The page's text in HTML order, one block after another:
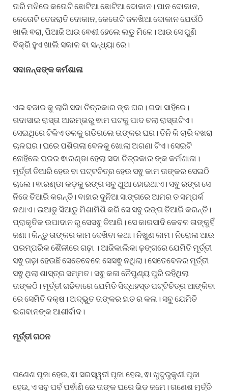
ତାରି ମଝିରେ କତୋଟି ଛୋଟିଆ ଛୋଟିଆ ଦୋକାନ। ପାନ ଦୋକାନ,
କେତୋଟି ତେଜରାତି ଦୋକାନ, କେତୋଟି ଜଳଖିଆ ଦୋକାନ ଯେଉଁଠି
ଖାଲି ଵରା, ପିଆଜି ଆଉ ଵେଶୀ ହେଲେ ଲଡୁ ମିଳେ। ଆଉ ସେ ପୁଣି
ବିକ୍ରି ହୁଏ ଖାଲି ସକାଳ ବା ସନ୍ଧ୍ୟା ରେ।
ସଦାନନ୍ଦଙ୍କ କର୍ମଶାଳା
ଏଇ ବଜାର କୁ ଲାଗି ସଦା ଚିତ୍ରକାର ଙ୍କ ଘର। ଗଦା ସାହିରେ।
ଗଦାସାଇ ରାସ୍ତା ଆରମ୍ଭରୁ ଵାମ ପଟକୁ ପାଦ ଚଲା ରାସ୍ତାଟିଏ।
ସେଇଥିରେ ଟିକିଏ ତଳକୁ ଗଡିଗଲେ ତାଙ୍କର ଘର। ତିନି କି ଚାରି ବଖରା
ଚାଳଘର। ଘରେ ପଶିଗଲା ବେଳକୁ ଖୋଲା ଅଗଣା ଟିଏ। ସେଇଟି
ନୋହିଲେ ଘରର ଵାରଣ୍ଡା ହେଲା ସଦା ଚିତ୍ରକାର ଙ୍କ କର୍ମଶାଳା।
ମୂର୍ତ୍ତୀ ତିଆରି ହେଉ ବା ପଟ୍ଟଚିତ୍ର ହେଉ ସଵୁ କାମ ତାଙ୍କର ସେଇଠି
ଚାଲେ। ଵାରଣ୍ଡା କଡ଼କୁ ରଙ୍ଗ ସବୁ ଥୁଆ ହୋଇଥାଏ। ସଵୁ ରଙ୍ଗ ସେ
ନିଜେ ତିଆରି କରନ୍ତି। ବାହାର ଦୁନିଆ ସାଙ୍ଗରେ ଆମର ତ ସମ୍ପର୍କ
ନଥାଏ। ଇଆଡୁ ସିଆଡୁ ମିଶାମିଶି କରି ସେ ସବୁ ରଙ୍ଗ ତିଆରି କରନ୍ତି।
ପ୍ରାକୃତିକ ଉପାଦାନ ରୁ ସେସଵୁ ତିଆରି। ସେ କାରସାଦି କେବଳ ତାଙ୍କୁହିଁ
ଜଣା। କିନ୍ତୁ ତାଙ୍କର କାମ ଦେଖିବା କଥା। ନିଖୁଣ କାମ। ନିରୋଳା ଆଉ
ପରମ୍ପରିକ ଶୈଳୀରେ ଗଢ଼ା । ଆଜିକାଲିକା ଢ଼ଙ୍ଗରେ ଯେମିତି ମୂର୍ତ୍ତୀ
ସଵୁ ଗଢ଼ା ହେଉଛି ସେତେବେଳେ ସେସଵୁ ନଥିଲା। ସେତେବେଳର ମୂର୍ତ୍ତୀ
ସଵୁ ଥିଲା ଶାସ୍ତ୍ର ସମ୍ମତ। ସଵୁ କଳା ନୈପୁଣ୍ୟ ପୁରି ରହିଥିଲା
ତାଙ୍କଠି। ମୂର୍ତ୍ତୀ ଗଢିବାରେ ଯେମିତି ସିଦ୍ଧହସ୍ତ ପଟ୍ଟିଚିତ୍ର ଆଙ୍କିବା
ରେ ସେମିତି ଦକ୍ଷ। ଅଦ୍ଭୁତ ତାଙ୍କର ହାତ ର କଳା। ସବୁ ଯେମିତି
ଭଗବାନଙ୍କ ଆଶୀର୍ବାଦ।
ମୂର୍ତ୍ତୀ ଗଠନ
ଗଣେଶ ପୂଜା ହେଉ, ଵା ସରସ୍ୱତୀ ପୂଜା ହେଉ, ଵା ଖୁଦୁରୁକୁଣୀ ପୂଜା
ହେଉ, ଏ ସବୁ ପର୍ବ ପର୍ଵାଣି ରେ ତାଙ୍କ ଘରେ ଭିଡ଼ ଜମେ। ଗଣେଶ ମୂର୍ତ୍ତି